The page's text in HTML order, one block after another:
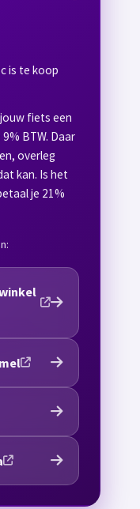
is te koop
fiets een
BTW. Daar
overleg
kan. Is het
je 21%